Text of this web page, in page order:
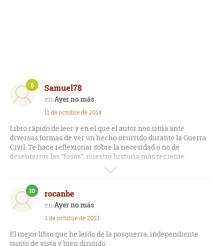
Samuel78
Ayer no más
6
11 de octubre de 2014
Libro rápido de leer y en el que el autor nos sitúa ante
diversas formas de ver un hecho ocurrido durante la Guerra
Civil. Te hace reflexionar sobre la necesidad o no de
desenterrar las "fosas", nuestra historia más reciente.
Uno de los aspectos que más me han chocado es la forma de
narrar cuando supuestamente hablaba una de las
protagonistas Raquel, me parecía más una adolescente que
una mujer de 32 años, pero bueno el resto de personajes
están mejor definidos.
rocanbe
Ayer no más
10
3 de octubre de 2013
El mejor libro que he leído de la posguerra, independiente
punto de vista y bien dirigido.